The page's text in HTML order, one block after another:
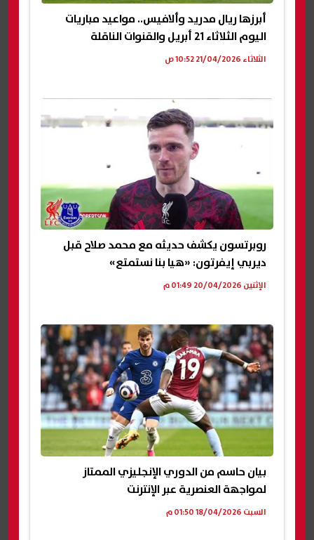
أبرزها ريال مدريد وألافيس.. مواعيد مباريات
اليوم الثلاثاء 21 أبريل والقنوات الناقلة
الثلاثاء 21/04/2026 10:52 ص
روبرتسون يكشف حديثه مع محمد صلاح قبل
ديربي إيفرتون: «هيا بنا نستمتع»
الإثنين 20/04/2026 01:49 م
بيان حاسم من الدوري الإنجليزي الممتاز
لمواجهة العنصرية عبر الإنترنت
السبت 18/04/2026 01:50 م